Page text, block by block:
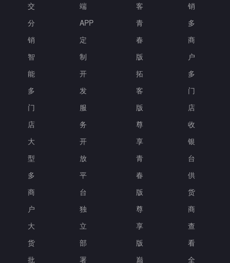
交
分
销
智
能
多
门
店
大
型
多
商
户
大
货
批
端
APP
定
制
开
发
服
务
开
放
平
台
独
立
部
署
客
青
春
版
拓
客
版
尊
享
青
春
版
尊
享
版
巅
销
多
商
户
多
门
店
收
银
台
供
货
商
查
看
全